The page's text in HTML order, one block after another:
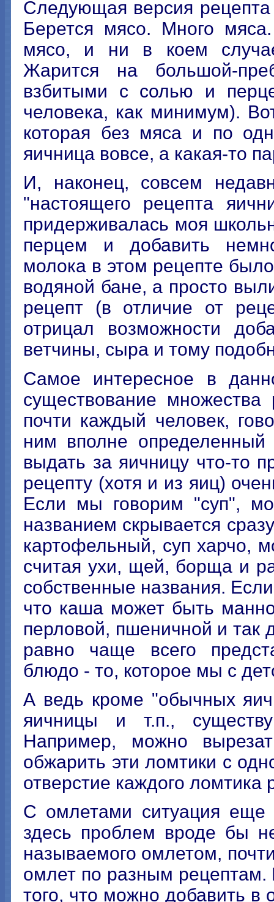
Следующая версия
Берется мясо. Много
мясо, и ни в коем
Жарится на большой-
взбитыми с солью и
человека, как минимум).
которая без мяса и по
яичница вовсе, а какая-то
И, наконец, совсем
"настоящего рецепта
придерживалась моя
перцем и добавить
молока в этом рецепте
водяной бане, а просто
рецепт (в отличие от
отрицал возможности
ветчины, сыра и тому
Самое интересное в
существование
почти каждый человек,
ним вполне
выдать за яичницу что-то
рецепту (хотя и из яиц)
Если мы говорим "суп",
названием скрывается
картофельный, суп харчо,
считая ухи, щей, борща и
собственные названия.
что каша может быть
перловой, пшеничной и так
равно чаще всего
блюдо - то, которое мы с
А ведь кроме "обычных
яичницы и т.п.,
Например, можно
обжарить эти ломтики с
отверстие каждого ломтика
С омлетами ситуация еще
здесь проблем вроде бы
называемого омлетом,
омлет по разным рецептам.
того, что можно добавить в